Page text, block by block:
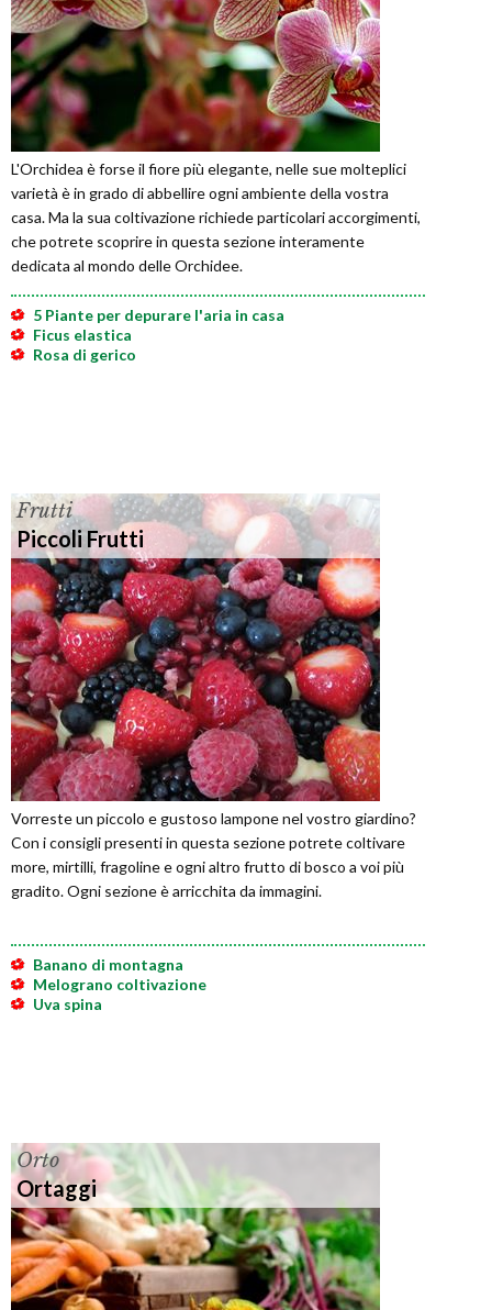
L'Orchidea è forse il fiore più elegante, nelle sue molteplici
varietà è in grado di abbellire ogni ambiente della vostra
casa. Ma la sua coltivazione richiede particolari accorgimenti,
che potrete scoprire in questa sezione interamente
dedicata al mondo delle Orchidee.
5 Piante per depurare l'aria in casa
Ficus elastica
Rosa di gerico
Frutti
Piccoli Frutti
Vorreste un piccolo e gustoso lampone nel vostro giardino?
Con i consigli presenti in questa sezione potrete coltivare
more, mirtilli, fragoline e ogni altro frutto di bosco a voi più
gradito. Ogni sezione è arricchita da immagini.
Banano di montagna
Melograno coltivazione
Uva spina
Orto
Ortaggi